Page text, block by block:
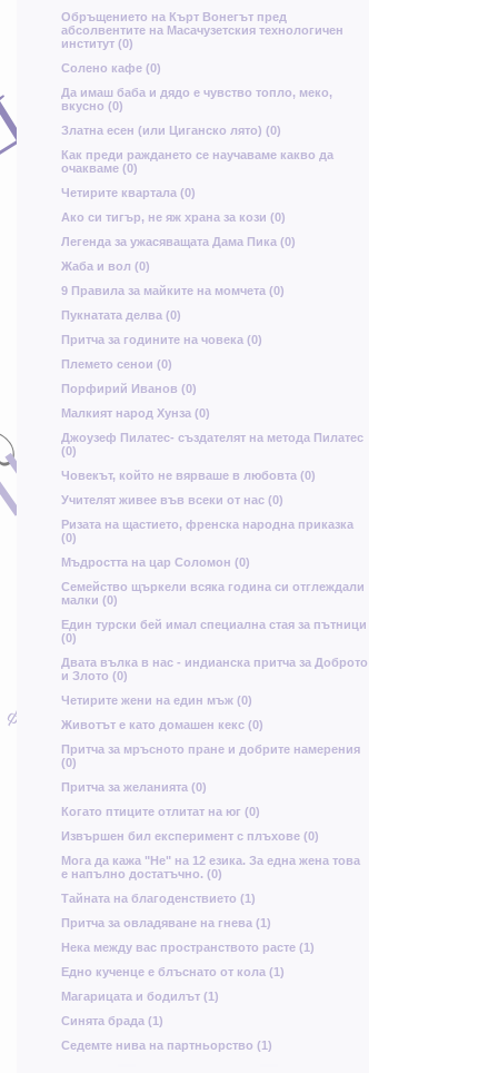
й
е
и
ф
р
Ъ
Е
в
ф
Й
б
К
ъ
щ
в
Ъ
л
ц
з
Ъ
А
к
Ш
е
Д
Oбръщението на Кърт Вонегът пред
абсолвентите на Масачузетския технологичен
институт (0)
Солено кафе (0)
Да имаш баба и дядо е чувство топло, меко,
вкусно (0)
Златна есен (или Циганско лято) (0)
Как преди раждането се научаваме какво да
очакваме (0)
Четирите квартала (0)
Ако си тигър, не яж храна за кози (0)
Легенда за ужасяващата Дама Пика (0)
Жаба и вол (0)
9 Правила за майките на момчета (0)
Пукнатата делва (0)
Притча за годините на човека (0)
Племето сенои (0)
Порфирий Иванов (0)
Малкият народ Хунза (0)
Джоузеф Пилатес- създателят на метода Пилатес
(0)
Човекът, който не вярваше в любовта (0)
Учителят живее във всеки от нас (0)
Ризата на щастието, френска народна приказка
(0)
Мъдростта на цар Соломон (0)
Семейство щъркели всяка година си отглеждали
малки (0)
Един турски бей имал специална стая за пътници
(0)
Двата вълка в нас - индианска притча за Доброто
и Злото (0)
Четирите жени на един мъж (0)
Животът е като домашен кекс (0)
Притча за мръсното пране и добрите намерения
(0)
Притча за желанията (0)
Когато птиците отлитат на юг (0)
Извършен бил експеримент с плъхове (0)
Мога да кажа "Не" на 12 езика. За една жена това
е напълно достатъчно. (0)
Тайната на благоденствието (1)
Притча за овладяване на гнева (1)
Нека между вас пространството расте (1)
Едно кученце е блъснато от кола (1)
Магарицата и бодилът (1)
Синята брада (1)
Седемте нива на партньорство (1)